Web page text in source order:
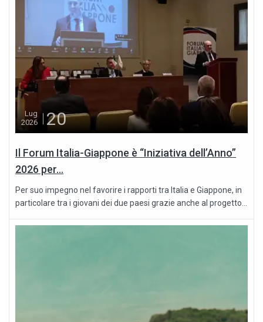
Lug
2026
20
Il Forum Italia-Giappone è “Iniziativa dell’Anno”
2026 per...
Per suo impegno nel favorire i rapporti tra Italia e Giappone, in
particolare tra i giovani dei due paesi grazie anche al progetto...